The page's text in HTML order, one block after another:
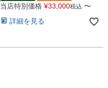
当店特別価格 ¥33,000税込 〜
詳細を見る